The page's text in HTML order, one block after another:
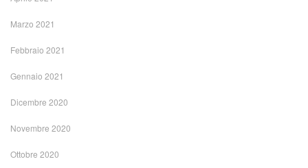
Marzo 2021
Febbraio 2021
Gennaio 2021
Dicembre 2020
Novembre 2020
Ottobre 2020